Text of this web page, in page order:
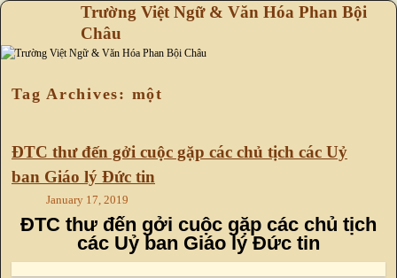
Trường Việt Ngữ & Văn Hóa Phan Bội
Châu
Tag Archives: một
ĐTC thư đến gởi cuộc gặp các chủ tịch các Uỷ
ban Giáo lý Đức tin
January 17, 2019
ĐTC thư đến gởi cuộc gặp các chủ tịch
các Uỷ ban Giáo lý Đức tin